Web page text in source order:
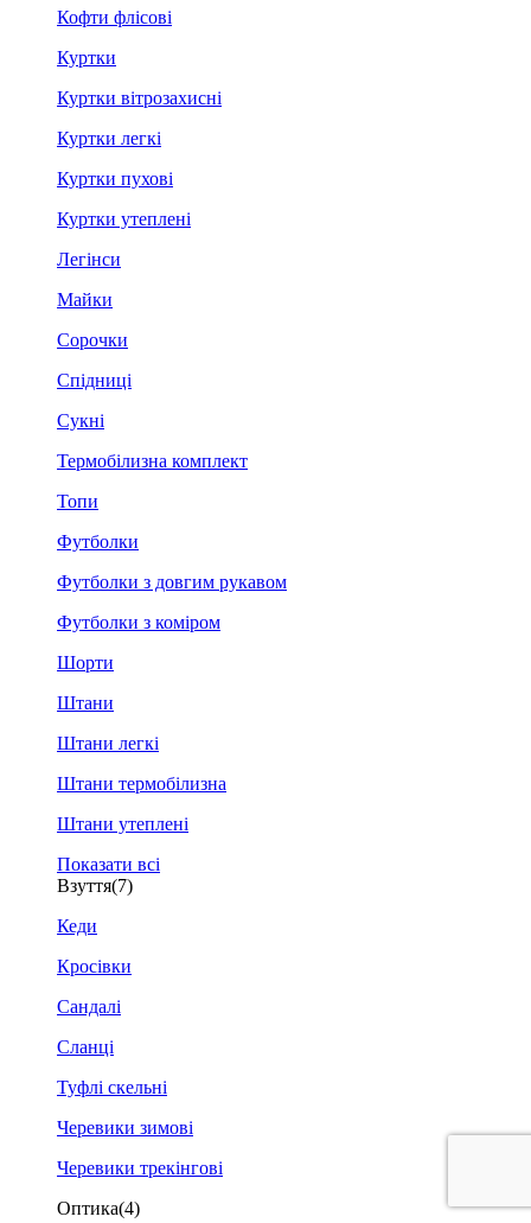
Кофти флісові
Куртки
Куртки вітрозахисні
Куртки легкі
Куртки пухові
Куртки утеплені
Легінси
Майки
Сорочки
Спідниці
Сукні
Термобілизна комплект
Топи
Футболки
Футболки з довгим рукавом
Футболки з коміром
Шорти
Штани
Штани легкі
Штани термобілизна
Штани утеплені
Показати всі
Взуття(7)
Кеди
Кросівки
Сандалі
Сланці
Туфлі скельні
Черевики зимові
Черевики трекінгові
Оптика(4)